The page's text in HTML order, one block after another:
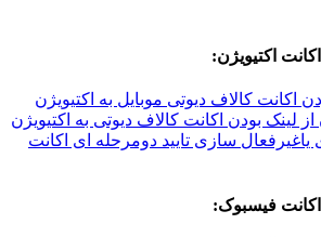
دیوتی موبایل به اکتیویژن
اکانت کالاف دیوتی به اکتیویژن
سازی تایید دومرحله ای اکانت